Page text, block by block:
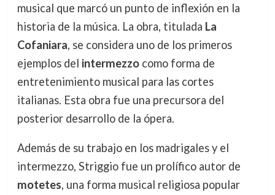
musical que marcó un punto de inflexión en la
historia de la música. La obra, titulada La
Cofaniara, se considera uno de los primeros
ejemplos del intermezzocomo forma de
entretenimiento musical para las cortes
italianas. Esta obra fue una precursora del
posterior desarrollo de la ópera.
Además de su trabajo en los madrigales y el
intermezzo, Striggio fue un prolífico autor de
motetes, una forma musical religiosa popular